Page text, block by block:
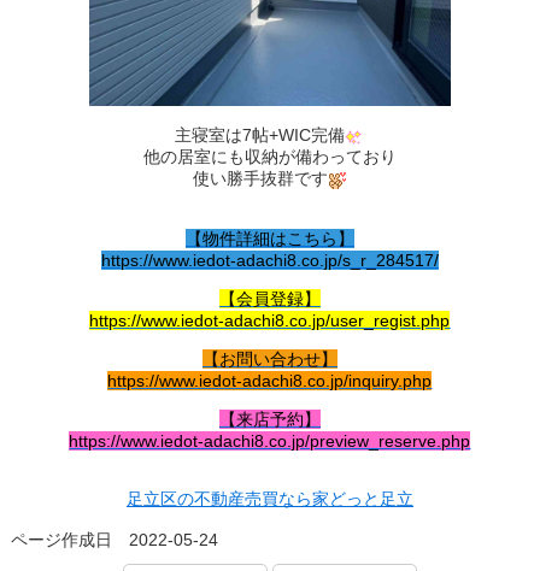
主寝室は7帖+WIC完備
他の居室にも収納が備わっており
使い勝手抜群です
【物件詳細はこちら】
https://www.iedot-adachi8.co.jp/s_r_284517/
【会員登録】
https://www.iedot-adachi8.co.jp/user_regist.php
【お問い合わせ】
https://www.iedot-adachi8.co.jp/inquiry.php
【来店予約】
https://www.iedot-adachi8.co.jp/preview_reserve.php
足立区の不動産売買なら家どっと足立
ページ作成日 2022-05-24